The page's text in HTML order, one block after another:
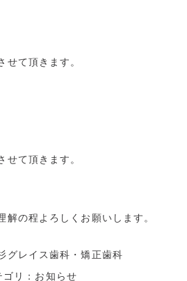
せて頂きます。
せて頂きます。
解の程よろしくお願いします。
グレイス歯科・矯正歯科
リ： お知らせ